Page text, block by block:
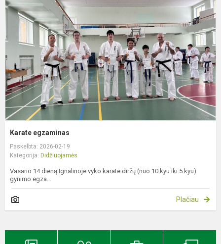
Karate egzaminas
Paskelbta: 2026-02-19
Kategorija: Didžiuojamės
Vasario 14 dieną Ignalinoje vyko karate diržų (nuo 10 kyu iki 5 kyu)
gynimo egza...
Plačiau